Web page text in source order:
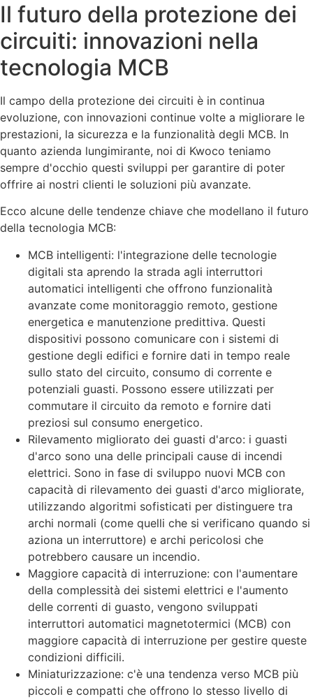
Il futuro della protezione dei
circuiti: innovazioni nella
tecnologia MCB
Il campo della protezione dei circuiti è in continua
evoluzione, con innovazioni continue volte a migliorare le
prestazioni, la sicurezza e la funzionalità degli MCB. In
quanto azienda lungimirante, noi di Kwoco teniamo
sempre d'occhio questi sviluppi per garantire di poter
offrire ai nostri clienti le soluzioni più avanzate.
Ecco alcune delle tendenze chiave che modellano il futuro
della tecnologia MCB:
MCB intelligenti: l'integrazione delle tecnologie
digitali sta aprendo la strada agli interruttori
automatici intelligenti che offrono funzionalità
avanzate come monitoraggio remoto, gestione
energetica e manutenzione predittiva. Questi
dispositivi possono comunicare con i sistemi di
gestione degli edifici e fornire dati in tempo reale
sullo stato del circuito, consumo di corrente e
potenziali guasti. Possono essere utilizzati per
commutare il circuito da remoto e fornire dati
preziosi sul consumo energetico.
Rilevamento migliorato dei guasti d'arco: i guasti
d'arco sono una delle principali cause di incendi
elettrici. Sono in fase di sviluppo nuovi MCB con
capacità di rilevamento dei guasti d'arco migliorate,
utilizzando algoritmi sofisticati per distinguere tra
archi normali (come quelli che si verificano quando si
aziona un interruttore) e archi pericolosi che
potrebbero causare un incendio.
Maggiore capacità di interruzione: con l'aumentare
della complessità dei sistemi elettrici e l'aumento
delle correnti di guasto, vengono sviluppati
interruttori automatici magnetotermici (MCB) con
maggiore capacità di interruzione per gestire queste
condizioni difficili.
Miniaturizzazione: c'è una tendenza verso MCB più
piccoli e compatti che offrono lo stesso livello di